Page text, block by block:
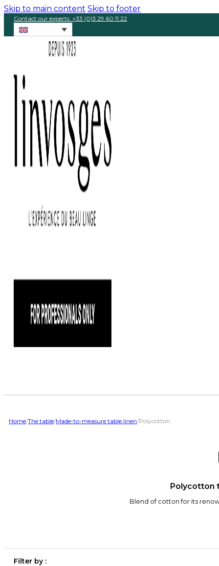
Skip to main content Skip to footer
Contact our experts: +33 (0)3 29 60 11 22
Home/The table/Made-to-measure table linen/Polycotton
Polycotton
Blend of cotton for its
Filter by :